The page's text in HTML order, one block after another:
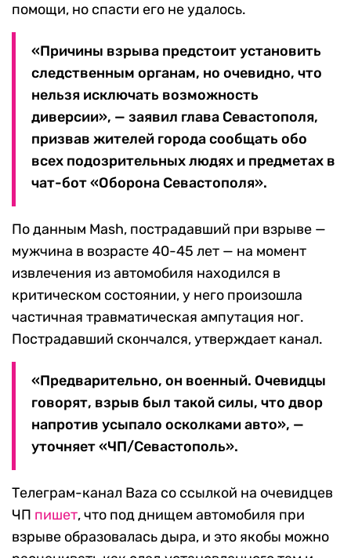
помощи, но спасти его не удалось.
«Причины взрыва предстоит установить
следственным органам, но очевидно, что
нельзя исключать возможность
диверсии», — заявил глава Севастополя,
призвав жителей города сообщать обо
всех подозрительных людях и предметах в
чат-бот «Оборона Севастополя».
По данным Mash, пострадавший при взрыве —
мужчина в возрасте 40-45 лет — на момент
извлечения из автомобиля находился в
критическом состоянии, у него произошла
частичная травматическая ампутация ног.
Пострадавший скончался, утверждает канал.
«Предварительно, он военный. Очевидцы
говорят, взрыв был такой силы, что двор
напротив усыпало осколками авто», —
уточняет «ЧП/Севастополь».
Телеграм-канал Baza со ссылкой на очевидцев
ЧП пишет, что под днищем автомобиля при
взрыве образовалась дыра, и это якобы можно